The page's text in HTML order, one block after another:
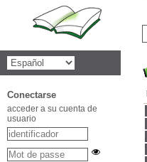
Conectarse
acceder a su cuenta de
usuario